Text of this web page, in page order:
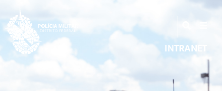
INTRANET